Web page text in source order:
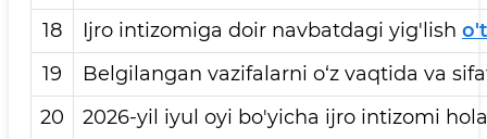
18
Ijro intizomiga doir navbatdagi yig'lish
19
Belgilangan vazifalarni o‘z vaqtida va
20
2026-yil iyul oyi bo'yicha ijro intizomi